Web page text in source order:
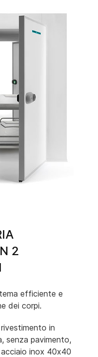
2
efficiente e
dei corpi.
in
senza pavimento,
inox 40x40